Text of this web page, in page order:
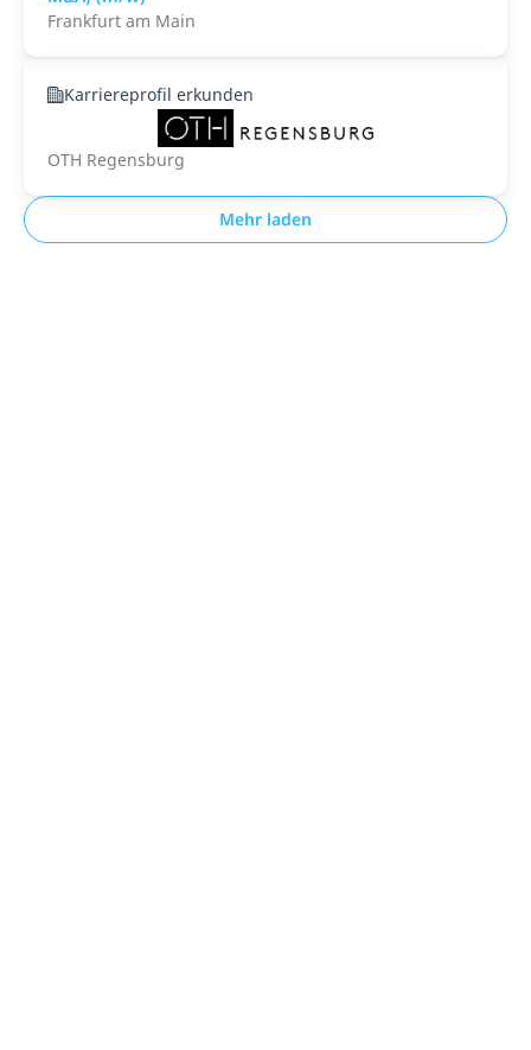
Frankfurt am Main
Karriereprofil erkunden
OTH Regensburg
Mehr laden